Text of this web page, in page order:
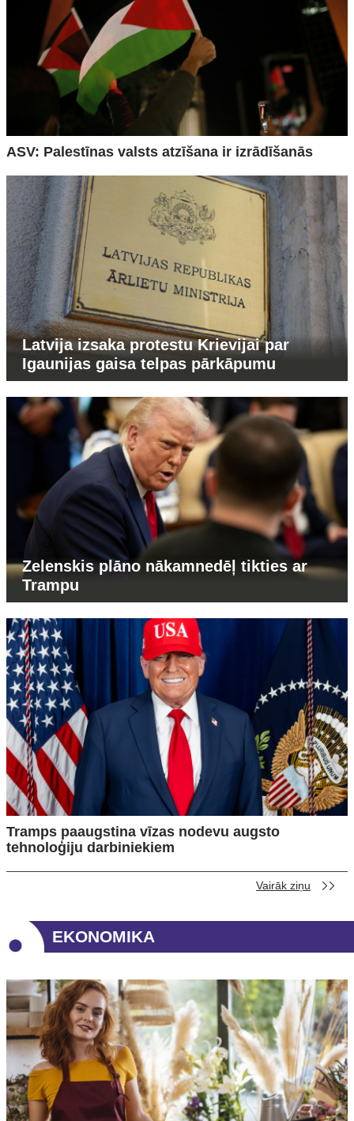
ASV: Palestīnas valsts atzīšana ir izrādīšanās
Latvija izsaka protestu Krievijai par
Igaunijas gaisa telpas pārkāpumu
Zelenskis plāno nākamnedēļ tikties ar
Trampu
Tramps paaugstina vīzas nodevu augsto
tehnoloģiju darbiniekiem
Vairāk ziņu
EKONOMIKA